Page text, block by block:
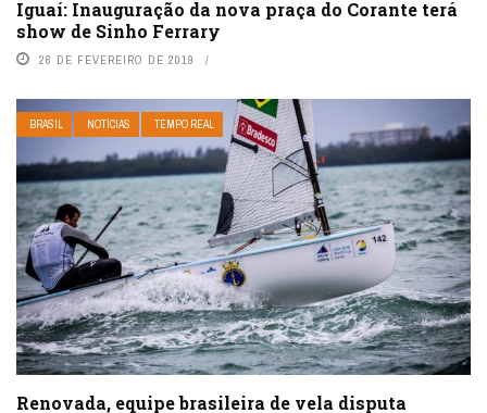
Iguaí: Inauguração da nova praça do Corante terá
show de Sinho Ferrary
26 DE FEVEREIRO DE 2019
BRASIL NOTÍCIAS TEMPO REAL
Renovada, equipe brasileira de vela disputa